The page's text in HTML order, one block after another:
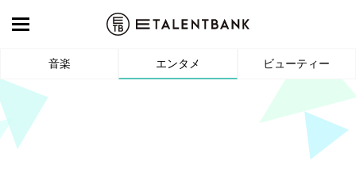
音楽 エンタメ ビューティー